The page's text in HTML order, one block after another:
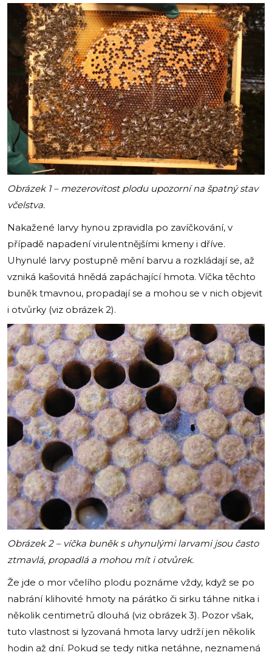
Obrázek 1 – mezerovitost plodu upozorní na špatný stav
včelstva.
Nakažené larvy hynou zpravidla po zavíčkování, v
případě napadení virulentnějšími kmeny i dříve.
Uhynulé larvy postupně mění barvu a rozkládají se, až
vzniká kašovitá hnědá zapáchající hmota. Víčka těchto
buněk tmavnou, propadají se a mohou se v nich objevit
i otvůrky (viz obrázek 2).
Obrázek 2 – víčka buněk s uhynulými larvami jsou často
ztmavlá, propadlá a mohou mít i otvůrek.
Že jde o mor včelího plodu poznáme vždy, když se po
nabrání klihovité hmoty na párátko či sirku táhne nitka i
několik centimetrů dlouhá (viz obrázek 3). Pozor však,
tuto vlastnost si lyzovaná hmota larvy udrží jen několik
hodin až dní. Pokud se tedy nitka netáhne, neznamená